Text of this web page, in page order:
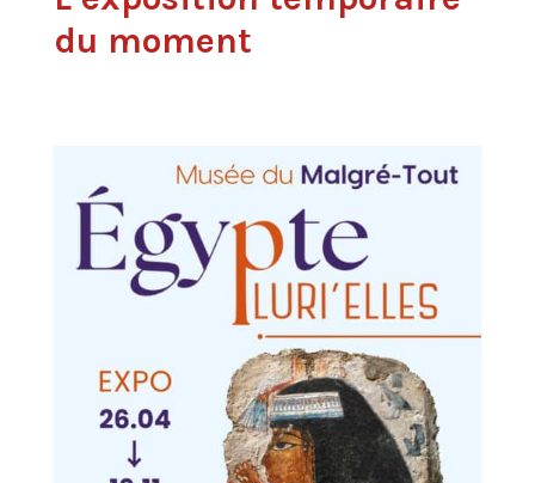
du moment